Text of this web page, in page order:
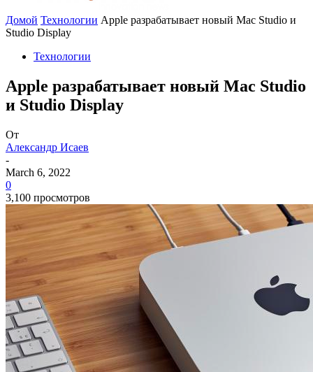
Домой Технологии Apple разрабатывает новый Mac Studio и
Studio Display
Технологии
Apple разрабатывает новый Mac Studio
и Studio Display
От
Александр Исаев
-
March 6, 2022
0
3,100 просмотров